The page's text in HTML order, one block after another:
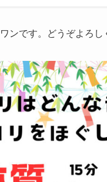
ンです。どうぞよろし